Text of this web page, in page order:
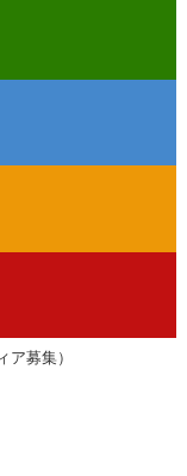
ーター）
童のふれあい事
ア募集）